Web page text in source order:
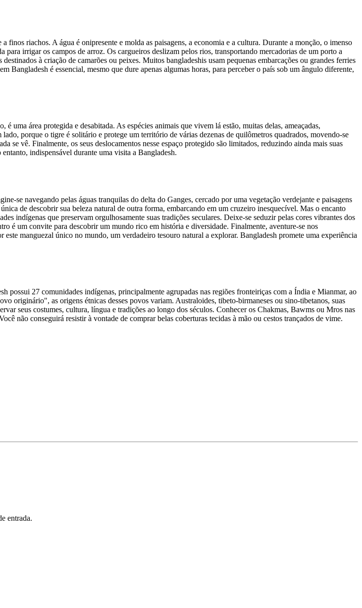
riachos. A água é onipresente e molda as paisagens, a economia e a cultura. Durante a monção, o imenso
para irrigar os campos de arroz. Os cargueiros deslizam pelos rios, transportando mercadorias de um porto a
à criação de camarões ou peixes. Muitos bangladeshis usam pequenas embarcações ou grandes ferries
Bangladesh é essencial, mesmo que dure apenas algumas horas, para perceber o país sob um ângulo diferente,
uma área protegida e desabitada. As espécies animais que vivem lá estão, muitas delas, ameaçadas,
porque o tigre é solitário e protege um território de várias dezenas de quilômetros quadrados, movendo-se
se vê. Finalmente, os seus deslocamentos nesse espaço protegido são limitados, reduzindo ainda mais suas
indispensável durante uma visita a Bangladesh.
se navegando pelas águas tranquilas do delta do Ganges, cercado por uma vegetação verdejante e paisagens
de descobrir sua beleza natural de outra forma, embarcando em um cruzeiro inesquecível. Mas o encanto
indígenas que preservam orgulhosamente suas tradições seculares. Deixe-se seduzir pelas cores vibrantes dos
é um convite para descobrir um mundo rico em história e diversidade. Finalmente, aventure-se nos
manguezal único no mundo, um verdadeiro tesouro natural a explorar. Bangladesh promete uma experiência
possui 27 comunidades indígenas, principalmente agrupadas nas regiões fronteiriças com a Índia e Mianmar, ao
originário", as origens étnicas desses povos variam. Australoides, tibeto-birmaneses ou sino-tibetanos, suas
seus costumes, cultura, língua e tradições ao longo dos séculos. Conhecer os Chakmas, Bawms ou Mros nas
não conseguirá resistir à vontade de comprar belas coberturas tecidas à mão ou cestos trançados de vime.
entrada.